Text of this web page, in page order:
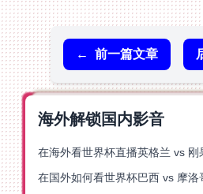
← 前一篇文章
海外解锁国内影音